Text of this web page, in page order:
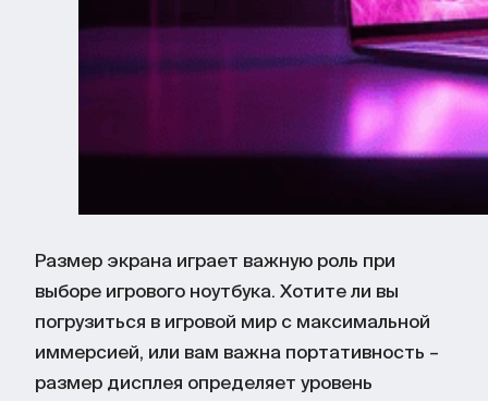
Размер экрана играет важную роль при
выборе игрового ноутбука. Хотите ли вы
погрузиться в игровой мир с максимальной
иммерсией, или вам важна портативность –
размер дисплея определяет уровень